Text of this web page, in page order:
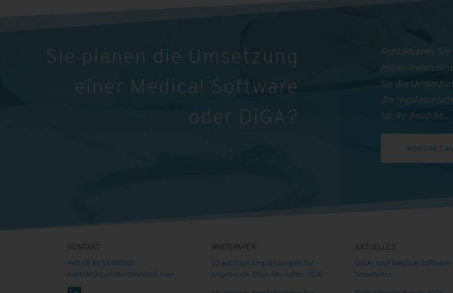
Sie planen die Umsetzung
einer Medical Software
oder DiGA?
Kontaktieren
geben Ihnen
für die
die
für Ihr Produkt.
KONTAKT
KONTAKT
+49 (0) 89 54998380
kontakt@quickbirdmedical.com
WHITEPAPER
13 wichtige Empfehlungen für
angehende DiGA-Hersteller 2026
AKTUELLES
DiGA- und Medical Software-
Newsletter